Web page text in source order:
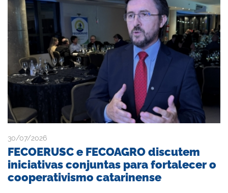
30/07/2026
FECOERUSC e FECOAGRO discutem
iniciativas conjuntas para fortalecer o
cooperativismo catarinense